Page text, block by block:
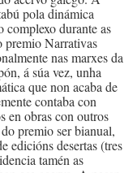
pola dinámica
complexo durante as
premio Narrativas
nas marxes da
á súa vez, unha
que non acaba de
contaba con
en obras con outros
premio ser bianual,
edicións desertas (tres
tamén as